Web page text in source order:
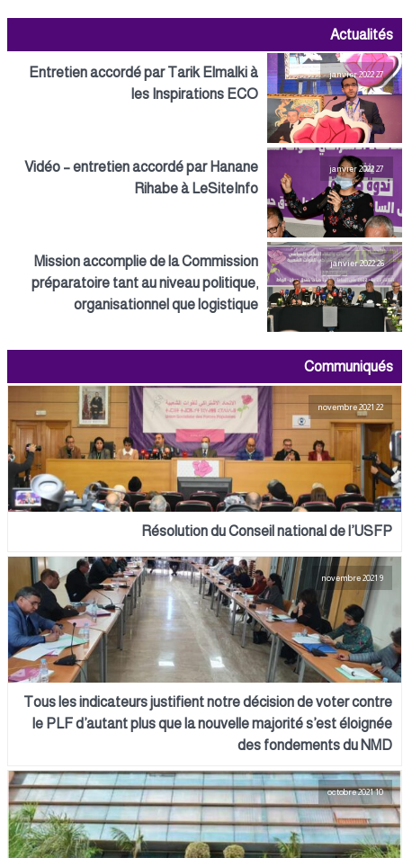
Actualités
27 janvier 2022
Entretien accordé par Tarik Elmalki à
les Inspirations ECO
27 janvier 2022
Vidéo – entretien accordé par Hanane
Rihabe à LeSiteInfo
26 janvier 2022
Mission accomplie de la Commission
préparatoire tant au niveau politique,
organisationnel que logistique
Communiqués
22 novembre 2021
Résolution du Conseil national de l’USFP
Tous les indicateurs justifient notre décision de voter contre
le PLF d’autant plus que la nouvelle majorité s’est éloignée
des fondements du NMD
10 octobre 2021